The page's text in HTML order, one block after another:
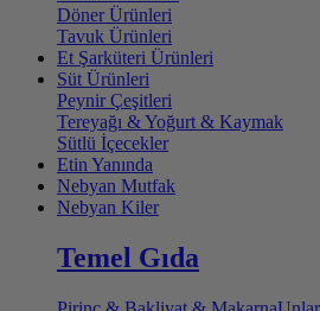
Döner Ürünleri
Tavuk Ürünleri
Et Şarküteri Ürünleri
Süt Ürünleri
Peynir Çeşitleri
Tereyağı & Yoğurt & Kaymak
Sütlü İçecekler
Etin Yanında
Nebyan Mutfak
Nebyan Kiler
Temel Gıda